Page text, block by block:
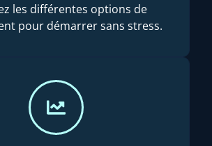
les différentes options de
pour démarrer sans stress.